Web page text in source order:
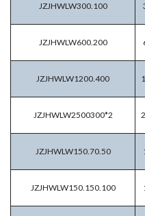
JZJHWLW300.100
JZJHWLW600.200
JZJHWLW1200.400
JZJHWLW2500300*2
JZJHWLW150.70.50
JZJHWLW150.150.100